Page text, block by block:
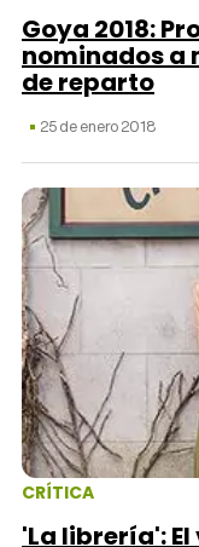
Goya 2018:
nominados a
de reparto
25 de enero 2018
CRÍTICA
'La librería':